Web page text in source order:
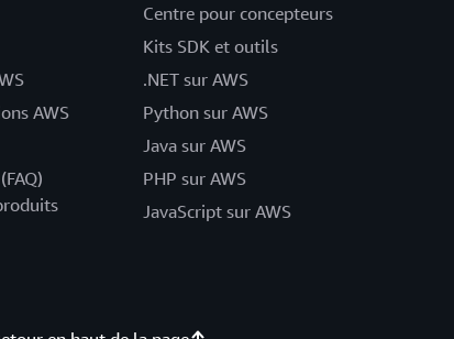
AWS
Centre pour concepteurs
Kits SDK et outils
.NET sur AWS
Python sur AWS
Java sur AWS
PHP sur AWS
JavaScript sur AWS